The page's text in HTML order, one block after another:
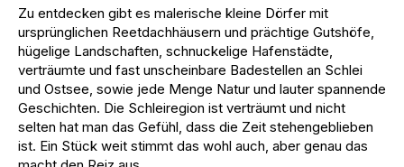
Zu entdecken gibt es malerische kleine Dörfer mit
ursprünglichen Reetdachhäusern und prächtige Gutshöfe,
hügelige Landschaften, schnuckelige Hafenstädte,
verträumte und fast unscheinbare Badestellen an Schlei
und Ostsee, sowie jede Menge Natur und lauter spannende
Geschichten. Die Schleiregion ist verträumt und nicht
selten hat man das Gefühl, dass die Zeit stehengeblieben
ist. Ein Stück weit stimmt das wohl auch, aber genau das